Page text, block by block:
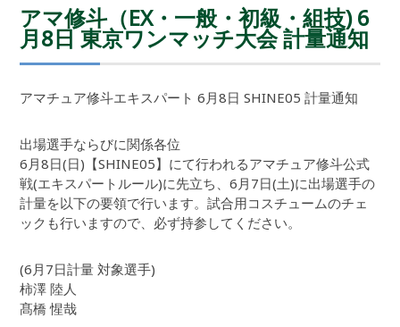
アマ修斗（EX・一般・初級・組技) 6
月8日 東京ワンマッチ大会 計量通知
アマチュア修斗エキスパート 6月8日 SHINE05 計量通知
出場選手ならびに関係各位
6月8日(日)【SHINE05】にて行われるアマチュア修斗公式
戦(エキスパートルール)に先立ち、6月7日(土)に出場選手の
計量を以下の要領で行います。試合用コスチュームのチェ
ックも行いますので、必ず持参してください。
(6月7日計量 対象選手)
柿澤 陸人
髙橋 惺哉